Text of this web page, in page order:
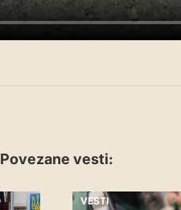
Povezane vesti:
VESTI